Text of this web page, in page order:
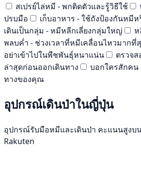
สเปรย์ไล่หมี - พกติดตัวและรู้วิธีใช้
ปรบมือ
เก็บอาหาร - ใช้ถังป้องกันหมี
เดินเป็นกลุ่ม - หมีหลีกเลี่ยงกลุ่มใหญ่
ห
พลบค่ำ - ช่วงเวลาที่หมีเคลื่อนไหวมากที่
อย่าเข้าไปในพืชพันธุ์หนาแน่น
ตรวจ
ล่าสุดก่อนออกเดินทาง
บอกใครสักคน
ทางของคุณ
อุปกรณ์เดินป่าในญี่ปุ่น
อุปกรณ์รับมือหมีและเดินป่า คะแนนสูงบ
Rakuten